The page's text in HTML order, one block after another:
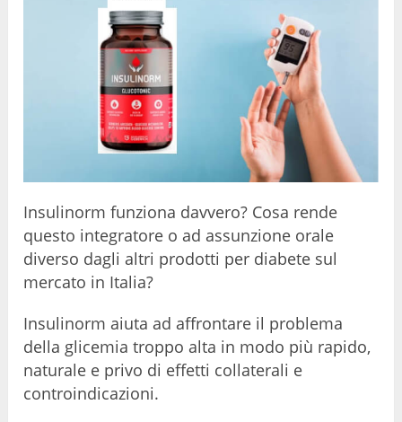
Insulinorm funziona davvero? Cosa rende
questo integratore o ad assunzione orale
diverso dagli altri prodotti per diabete sul
mercato in Italia?
Insulinorm aiuta ad affrontare il problema
della glicemia troppo alta in modo più rapido,
naturale e privo di effetti collaterali e
controindicazioni.